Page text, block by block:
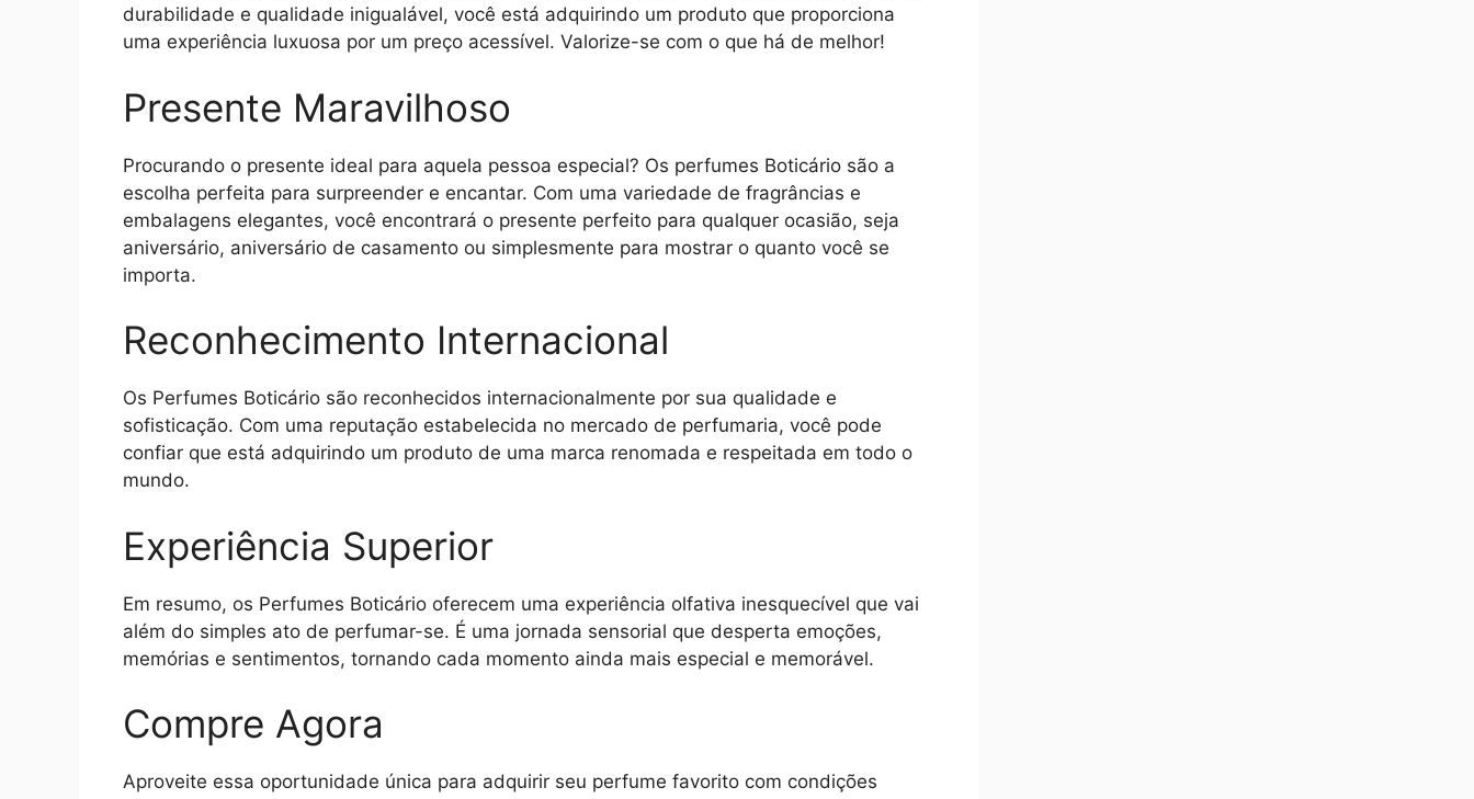
durabilidade e qualidade inigualável, você está adquirindo um produto que proporciona
uma experiência luxuosa por um preço acessível. Valorize-se com o que há de melhor!
Presente Maravilhoso
Procurando o presente ideal para aquela pessoa especial? Os perfumes Boticário são a
escolha perfeita para surpreender e encantar. Com uma variedade de fragrâncias e
embalagens elegantes, você encontrará o presente perfeito para qualquer ocasião, seja
aniversário, aniversário de casamento ou simplesmente para mostrar o quanto você se
importa.
Reconhecimento Internacional
Os Perfumes Boticário são reconhecidos internacionalmente por sua qualidade e
sofisticação. Com uma reputação estabelecida no mercado de perfumaria, você pode
confiar que está adquirindo um produto de uma marca renomada e respeitada em todo o
mundo.
Experiência Superior
Em resumo, os Perfumes Boticário oferecem uma experiência olfativa inesquecível que vai
além do simples ato de perfumar-se. É uma jornada sensorial que desperta emoções,
memórias e sentimentos, tornando cada momento ainda mais especial e memorável.
Compre Agora
Aproveite essa oportunidade única para adquirir seu perfume favorito com condições